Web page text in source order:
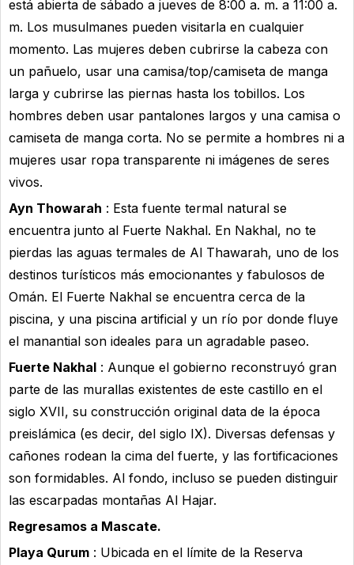
está abierta de sábado a jueves de 8:00 a. m. a 11:00 a.
m. Los musulmanes pueden visitarla en cualquier
momento. Las mujeres deben cubrirse la cabeza con
un pañuelo, usar una camisa/top/camiseta de manga
larga y cubrirse las piernas hasta los tobillos. Los
hombres deben usar pantalones largos y una camisa o
camiseta de manga corta. No se permite a hombres ni a
mujeres usar ropa transparente ni imágenes de seres
vivos.
Ayn Thowarah : Esta fuente termal natural se
encuentra junto al Fuerte Nakhal. En Nakhal, no te
pierdas las aguas termales de Al Thawarah, uno de los
destinos turísticos más emocionantes y fabulosos de
Omán. El Fuerte Nakhal se encuentra cerca de la
piscina, y una piscina artificial y un río por donde fluye
el manantial son ideales para un agradable paseo.
Fuerte Nakhal : Aunque el gobierno reconstruyó gran
parte de las murallas existentes de este castillo en el
siglo XVII, su construcción original data de la época
preislámica (es decir, del siglo IX). Diversas defensas y
cañones rodean la cima del fuerte, y las fortificaciones
son formidables. Al fondo, incluso se pueden distinguir
las escarpadas montañas Al Hajar.
Regresamos a Mascate.
Playa Qurum : Ubicada en el límite de la Reserva